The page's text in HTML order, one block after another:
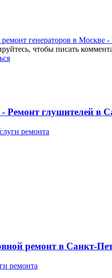
ремонт генераторов в Москве -
чтобы писать
глушителей в
ремонта
ремонт в Санкт-
ремонта